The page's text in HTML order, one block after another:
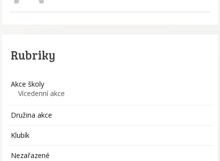
Rubriky
Akce školy
Vícedenní akce
Družina akce
Klubík
Nezařazené